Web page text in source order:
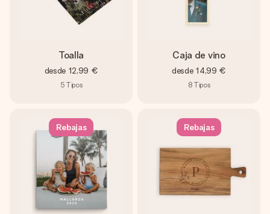
Toalla
desde 12,99 €
5 Tipos
Caja de vino
desde 14,99 €
8 Tipos
Rebajas Rebajas